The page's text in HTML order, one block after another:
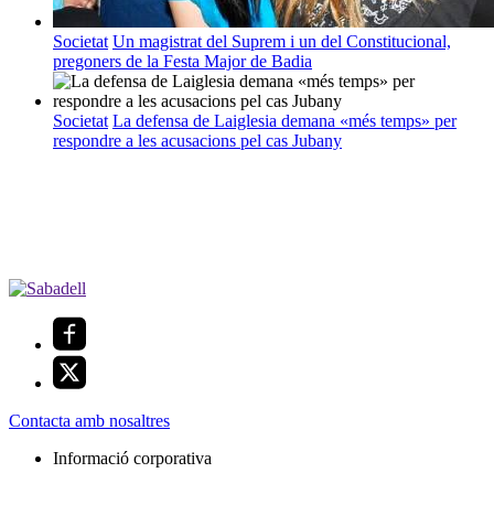
Societat Un magistrat del Suprem i un del Constitucional,
pregoners de la Festa Major de Badia
Societat La defensa de Laiglesia demana «més temps» per
respondre a les acusacions pel cas Jubany
Contacta amb nosaltres
Informació corporativa